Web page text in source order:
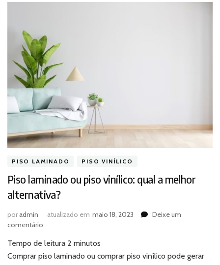
PISO LAMINADO PISO VINÍLICO
Piso laminado ou piso vinílico: qual a melhor
alternativa?
poradmin atualizado em maio 18, 2023
Deixe um
comentário
laminado
ou
Tempo de leitura 2 minutos
Comprar piso laminado ou comprar piso vinílico pode gerar